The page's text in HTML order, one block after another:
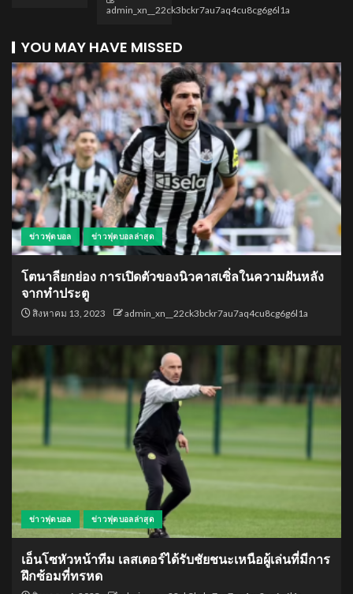
admin_xn__22ck3bckr7au7aq4cu8cg6g6l1a
YOU MAY HAVE MISSED
ข่าวฟุตบอล ข่าวฟุตบอลล่าสุด
โตนาลียกย่อง การเปิดตัวของนิวคาสเซิ่ลในความฝันหลัง
จากทำประตู
สิงหาคม 13, 2023 admin_xn__22ck3bckr7au7aq4cu8cg6g6l1a
ข่าวฟุตบอล ข่าวฟุตบอลล่าสุด
เอ็นโซหัวหน้าทีม เลสเตอร์ได้รับชัยชนะเหนือผู้เล่นที่มีการ
ฝึกซ้อมที่ทรหด